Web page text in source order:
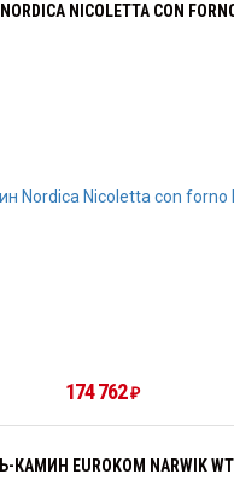
NICOLETTA CON
174 762₽
КАМИН EUROKOM NARWIK WT